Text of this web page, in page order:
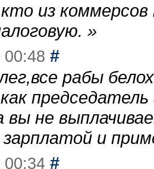
из
»
00:48 #
рабы
вы не
и
00:34 #